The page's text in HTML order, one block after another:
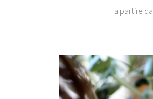
a partire da